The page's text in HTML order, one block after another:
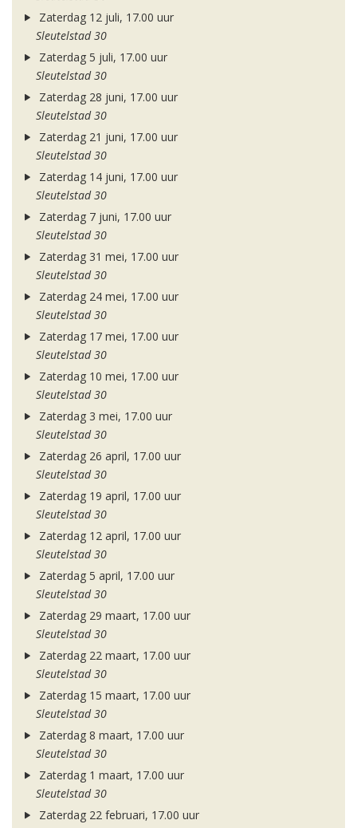
Zaterdag 12 juli, 17.00 uur
Sleutelstad 30
Zaterdag 5 juli, 17.00 uur
Sleutelstad 30
Zaterdag 28 juni, 17.00 uur
Sleutelstad 30
Zaterdag 21 juni, 17.00 uur
Sleutelstad 30
Zaterdag 14 juni, 17.00 uur
Sleutelstad 30
Zaterdag 7 juni, 17.00 uur
Sleutelstad 30
Zaterdag 31 mei, 17.00 uur
Sleutelstad 30
Zaterdag 24 mei, 17.00 uur
Sleutelstad 30
Zaterdag 17 mei, 17.00 uur
Sleutelstad 30
Zaterdag 10 mei, 17.00 uur
Sleutelstad 30
Zaterdag 3 mei, 17.00 uur
Sleutelstad 30
Zaterdag 26 april, 17.00 uur
Sleutelstad 30
Zaterdag 19 april, 17.00 uur
Sleutelstad 30
Zaterdag 12 april, 17.00 uur
Sleutelstad 30
Zaterdag 5 april, 17.00 uur
Sleutelstad 30
Zaterdag 29 maart, 17.00 uur
Sleutelstad 30
Zaterdag 22 maart, 17.00 uur
Sleutelstad 30
Zaterdag 15 maart, 17.00 uur
Sleutelstad 30
Zaterdag 8 maart, 17.00 uur
Sleutelstad 30
Zaterdag 1 maart, 17.00 uur
Sleutelstad 30
Zaterdag 22 februari, 17.00 uur